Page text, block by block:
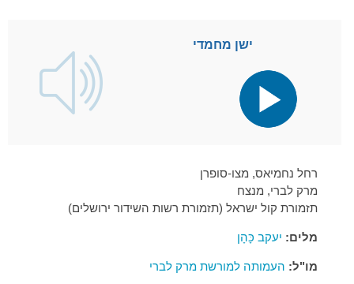
ישן מחמדי
נגן
אודיו
רחל נחמיאס, מצו-סופרן
מרק לברי, מנצח
תזמורת קול ישראל (תזמורת רשות השידור ירושלים)
מלים: יעקב כָּהָן
מו"ל: העמותה למורשת מרק לברי